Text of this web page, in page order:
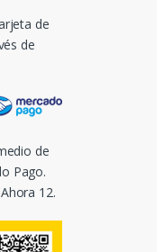
de
de
de
Pago.
12.